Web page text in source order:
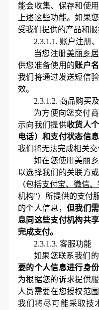
能会收集、保存和使
上述这些功能。如果
受我们提供的产品和服
2.3.1.1. 账户注册
当您注册美丽乡居
供您准备使用的账户
我们将通过发送短信
效。
2.3.1.2. 商品购买
为方便向您交付
示向我们提供收货人
电话）和支付状态信息
我们将无法完成相关交
如在您使用 美丽
以选择我们的关联方
（包括支付宝、微信
机构”）所提供的支付
的个人信息，但我们
息同这些支付机构共
完成支付。
2.3.1.3. 客服功能
如果您联系我们
要的个人信息进行身
为根据您的诉求提供
人员需要在您授权范
我们将尽可能采取技